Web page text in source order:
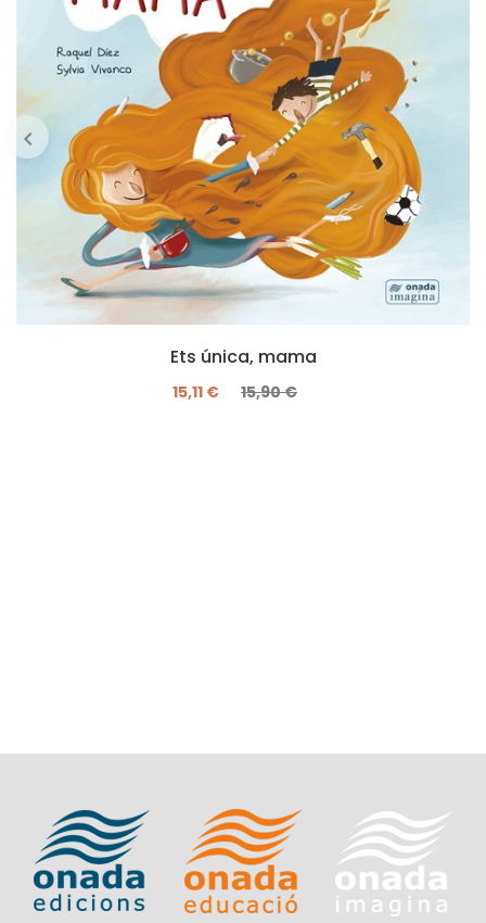
Ets única, mama
15,11 € 15,90 €